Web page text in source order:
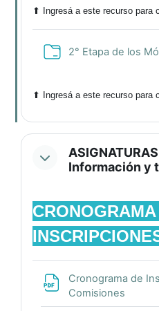
⬆ Ingresá a este recurso para
2° Etapa de los
⬆ Ingresá a este recurso para
Información y
CRONOGRAMA
Cronograma de
Comisiones